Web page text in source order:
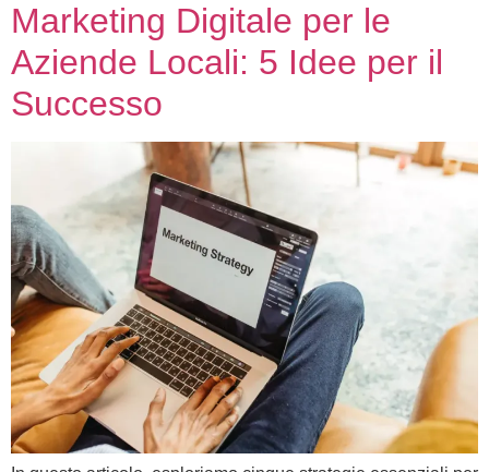
Marketing Digitale per le
Aziende Locali: 5 Idee per il
Successo